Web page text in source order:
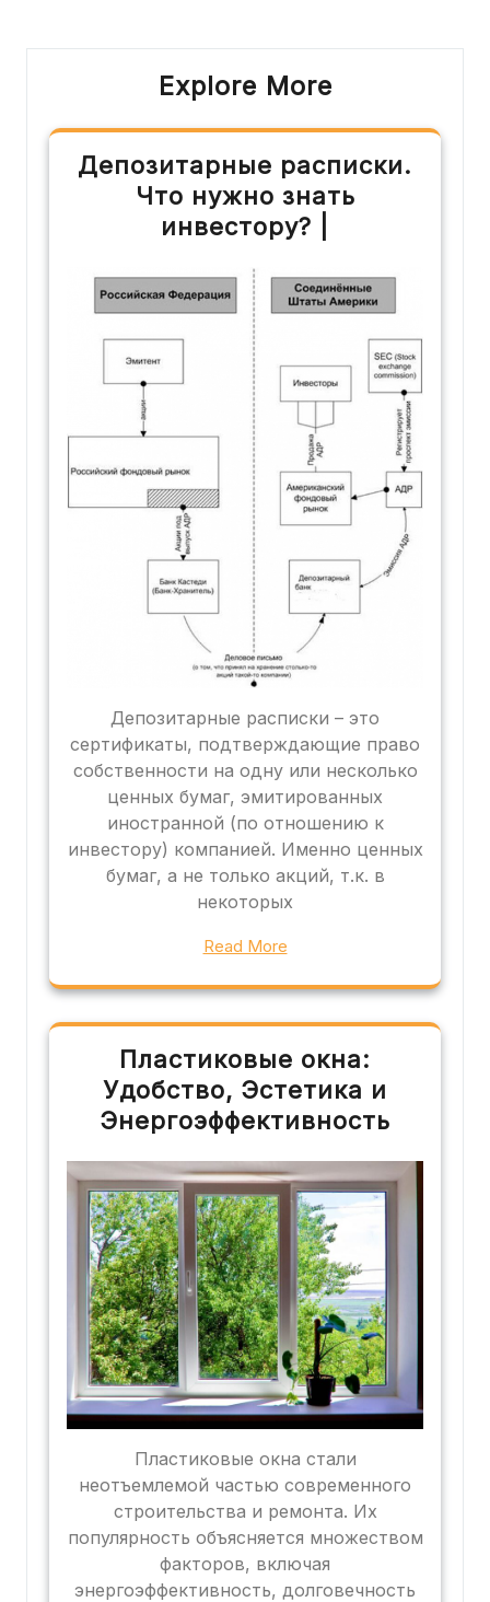
Explore More
Депозитарные расписки.
Что нужно знать
инвестору? |
Депозитарные расписки – это
сертификаты, подтверждающие право
собственности на одну или несколько
ценных бумаг, эмитированных
иностранной (по отношению к
инвестору) компанией. Именно ценных
бумаг, а не только акций, т.к. в
некоторых
Read More
Пластиковые окна:
Удобство, Эстетика и
Энергоэффективность
Пластиковые окна стали
неотъемлемой частью современного
строительства и ремонта. Их
популярность объясняется множеством
факторов, включая
энергоэффективность, долговечность